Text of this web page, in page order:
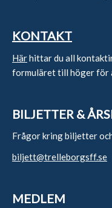
KONTAKT
Härhittar du all
formuläret till höger för
BILJETTER &
Frågor kring biljetter
biljett@trelleborgsff.se
MEDLEM